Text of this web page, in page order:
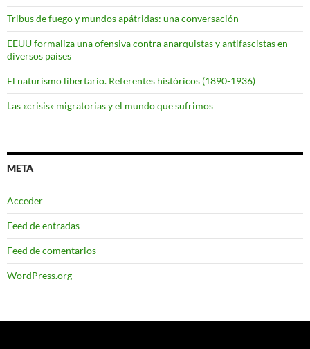
Tribus de fuego y mundos apátridas: una conversación
EEUU formaliza una ofensiva contra anarquistas y antifascistas en
diversos países
El naturismo libertario. Referentes históricos (1890-1936)
Las «crisis» migratorias y el mundo que sufrimos
META
Acceder
Feed de entradas
Feed de comentarios
WordPress.org